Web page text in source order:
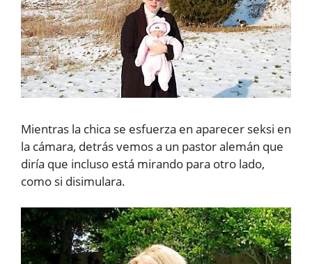
Mientras la chica se esfuerza en aparecer seksi en
la cámara, detrás vemos a un pastor alemán que
diría que incluso está mirando para otro lado,
como si disimulara.